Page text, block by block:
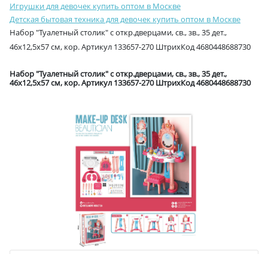
Игрушки для девочек купить оптом в Москве
Детская бытовая техника для девочек купить оптом в Москве
Набор "Туалетный столик" с откр.дверцами, св., зв., 35 дет.,
46х12,5х57 см, кор. Артикул 133657-270 ШтрихКод 4680448688730
Набор "Туалетный столик" с откр.дверцами, св., зв., 35 дет.,
46х12,5х57 см, кор. Артикул 133657-270 ШтрихКод 4680448688730